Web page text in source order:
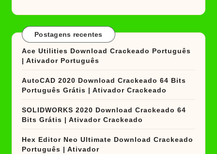
Postagens recentes
Ace Utilities Download Crackeado Português
| Ativador Português
AutoCAD 2020 Download Crackeado 64 Bits
Português Grátis | Ativador Crackeado
SOLIDWORKS 2020 Download Crackeado 64
Bits Grátis | Ativador Crackeado
Hex Editor Neo Ultimate Download Crackeado
Português | Ativador